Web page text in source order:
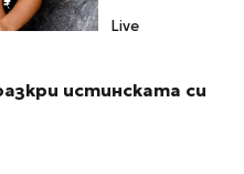
Live
истинската си